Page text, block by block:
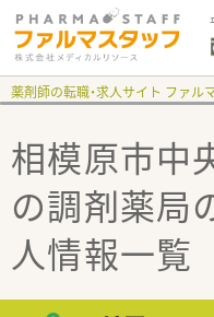
薬剤師の転職・求人サイト ファル
相模原市中
の調剤薬局
人情報一覧